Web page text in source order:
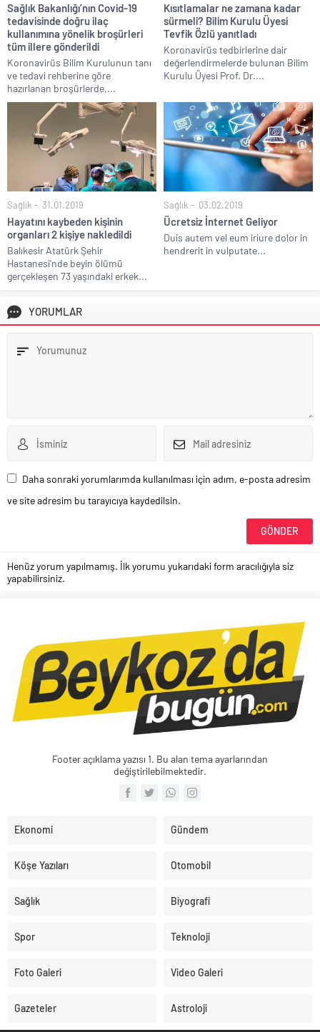
Sağlık Bakanlığı’nın Covid-19
tedavisinde doğru ilaç
kullanımına yönelik broşürleri
tüm illere gönderildi
Koronavirüs Bilim Kurulunun tanı
ve tedavi rehberine göre
hazırlanan broşürlerde,...
Kısıtlamalar ne zamana kadar
sürmeli? Bilim Kurulu Üyesi
Tevfik Özlü yanıtladı
Koronavirüs tedbirlerine dair
değerlendirmelerde bulunan Bilim
Kurulu Üyesi Prof. Dr....
Sağlık 31.01.2019
Hayatını kaybeden kişinin
organları 2 kişiye nakledildi
Balıkesir Atatürk Şehir
Hastanesi'nde beyin ölümü
gerçekleşen 73 yaşındaki erkek...
Sağlık 03.02.2019
Ücretsiz İnternet Geliyor
Duis autem vel eum iriure dolor in
hendrerit in vulputate...
YORUMLAR
Daha sonraki yorumlarımda kullanılması için adım, e-posta adresim
ve site adresim bu tarayıcıya kaydedilsin.
Henüz yorum yapılmamış. İlk yorumu yukarıdaki form aracılığıyla siz
yapabilirsiniz.
Footer açıklama yazısı 1. Bu alan tema ayarlarından
değiştirilebilmektedir.
Ekonomi Gündem
Köşe Yazıları Otomobil
Sağlık Biyografi
Spor Teknoloji
Foto Galeri Video Galeri
Gazeteler Astroloji